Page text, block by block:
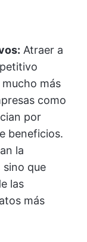
Atraer a
más
como
por
beneficios.
la
sino que
las
más